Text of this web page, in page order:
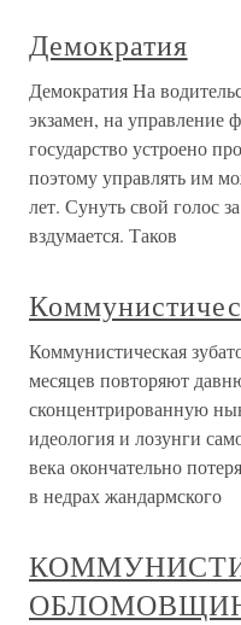
Демократия
Демократия На
экзамен, на управление
государство устроено
поэтому управлять им
лет. Сунуть свой голос
вздумается. Таков
Коммунистическая
месяцев повторяют
сконцентрированную
идеология и лозунги
века окончательно
в недрах жандармского